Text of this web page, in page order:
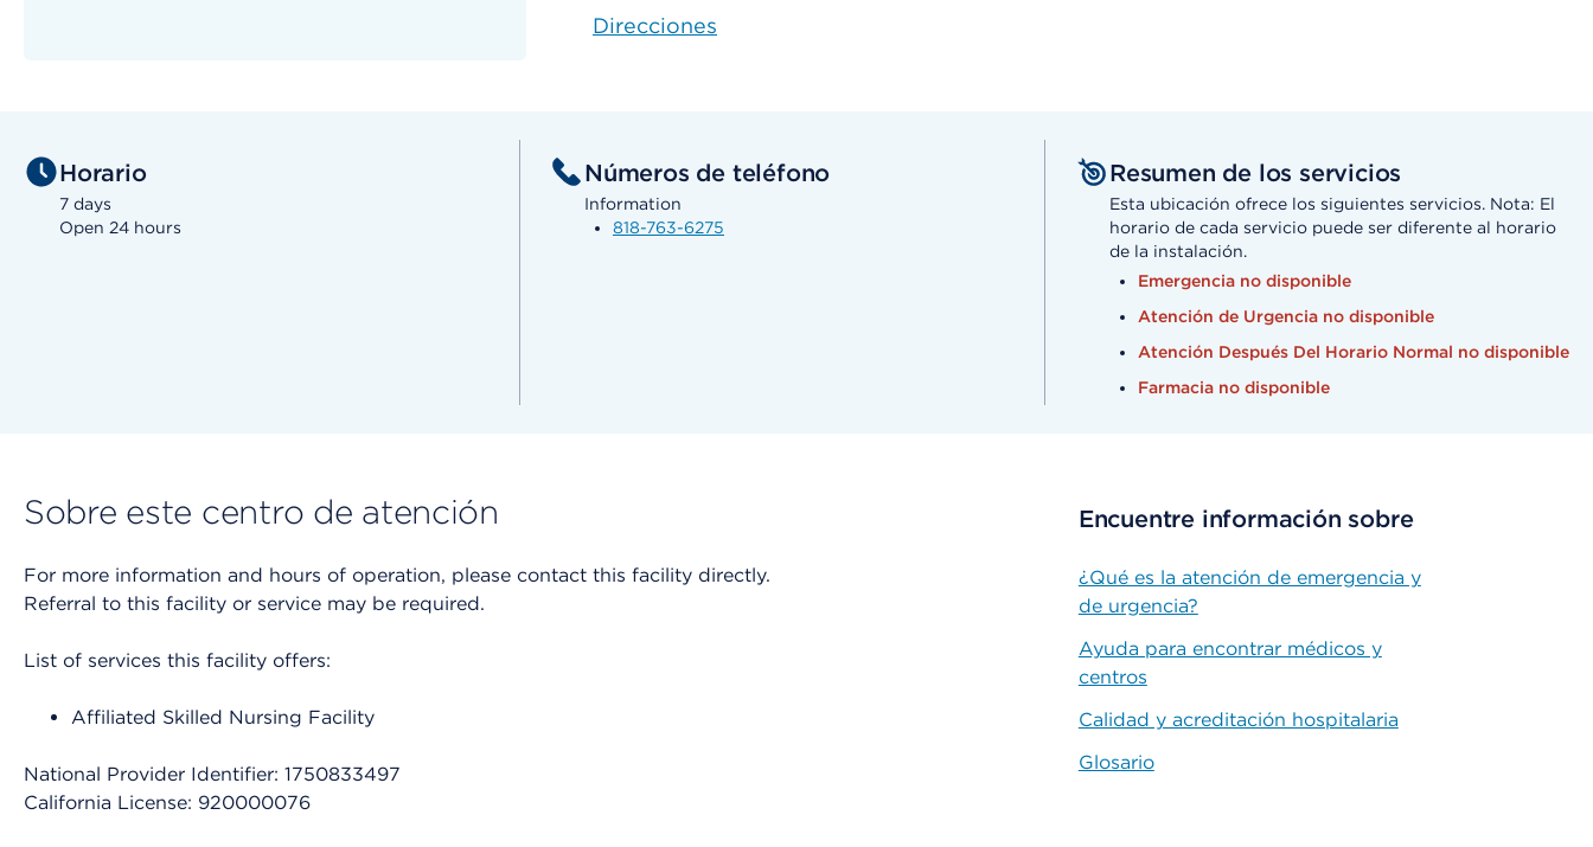
Direcciones
Horario
7 days
Open 24 hours
Números de teléfono
Information
818-763-6275
Resumen de los servicios
Esta ubicación ofrece los siguientes servicios. Nota: El
horario de cada servicio puede ser diferente al horario
de la instalación.
Emergencia no disponible
Atención de Urgencia no disponible
Atención Después Del Horario Normal no disponible
Farmacia no disponible
Sobre este centro de atención
For more information and hours of operation, please contact this facility directly.
Referral to this facility or service may be required.
List of services this facility offers:
Affiliated Skilled Nursing Facility
National Provider Identifier: 1750833497
California License: 920000076
Encuentre información sobre
¿Qué es la atención de emergencia y
de urgencia?
Ayuda para encontrar médicos y
centros
Calidad y acreditación hospitalaria
Glosario